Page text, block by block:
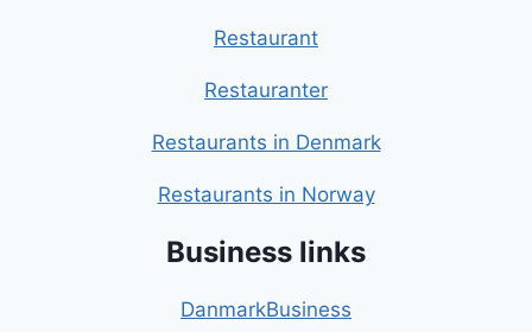
Restaurant
Restauranter
Restaurants in Denmark
Restaurants in Norway
Business links
DanmarkBusiness